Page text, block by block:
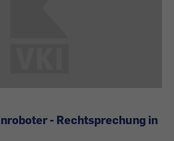
- Rechtsprechung in